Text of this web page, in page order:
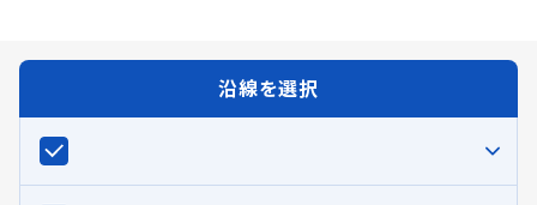
沿線を選択